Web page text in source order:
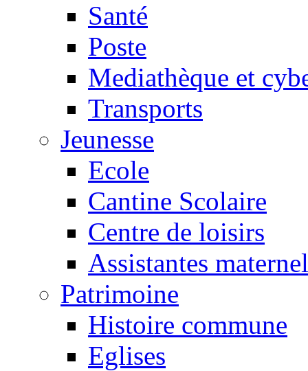
Santé
Poste
Mediathèque et
Transports
Jeunesse
Ecole
Cantine Scolaire
Centre de loisirs
Assistantes
Patrimoine
Histoire commune
Eglises